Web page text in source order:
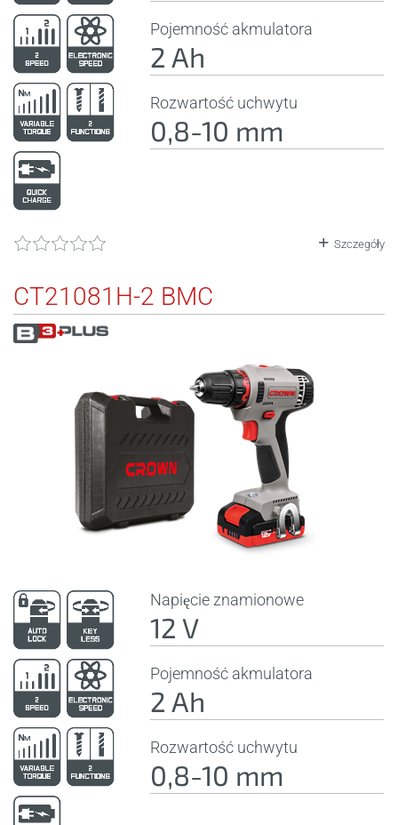
Pojemność akmulatora
2 Ah
Rozwartość uchwytu
0,8-10 mm
Szczegóły
CT21081H-2 BMC
Napięcie znamionowe
12 V
Pojemność akmulatora
2 Ah
Rozwartość uchwytu
0,8-10 mm